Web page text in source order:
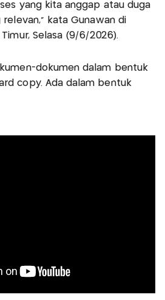
yang kita anggap atau duga
kata Gunawan di
Selasa (9/6/2026).
dokumen dalam bentuk
copy. Ada dalam bentuk